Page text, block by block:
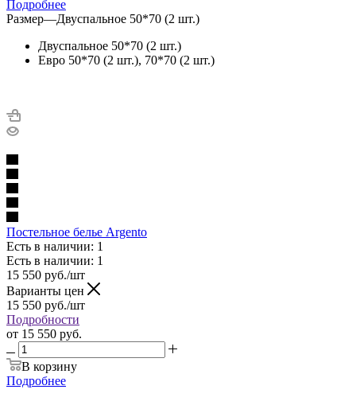
Подробнее
Размер—Двуспальное 50*70 (2 шт.)
Двуспальное 50*70 (2 шт.)
Евро 50*70 (2 шт.), 70*70 (2 шт.)
Постельное белье Argento
Есть в наличии: 1
Есть в наличии: 1
15 550 руб./шт
Варианты цен
15 550 руб./шт
Подробности
от 15 550 руб.
В корзину
Подробнее